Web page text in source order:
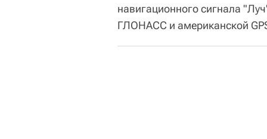
навигационного сигнала
ГЛОНАСС и американской